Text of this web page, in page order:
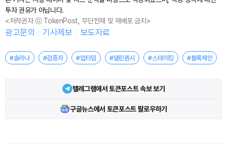
투자 권유가 아닙니다.
<저작권자 ⓒ TokenPost, 무단전재 및 재배포 금지>
광고문의 기사제보 보도자료
#솔라나 #검증자 #업타임 #델린퀀시 #스테이킹 #블록체인
텔레그램에서 토큰포스트 속보 보기
구글뉴스에서 토큰포스트 팔로우하기